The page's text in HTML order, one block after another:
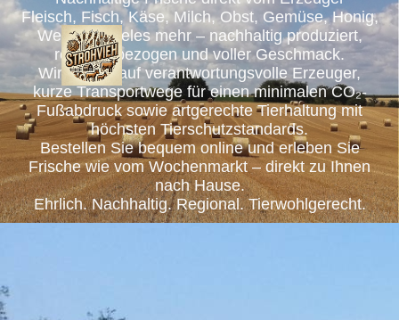
Fleisch, Fisch, Käse, Milch, Obst, Gemüse, Honig,
Wein und vieles mehr – nachhaltig produziert,
regional bezogen und voller Geschmack.
Wir setzen auf verantwortungsvolle Erzeuger,
kurze Transportwege für einen minimalen CO₂-
Fußabdruck sowie artgerechte Tierhaltung mit
höchsten Tierschutzstandards.
Bestellen Sie bequem online und erleben Sie
Frische wie vom Wochenmarkt – direkt zu Ihnen
nach Hause.
Ehrlich. Nachhaltig. Regional. Tierwohlgerecht.